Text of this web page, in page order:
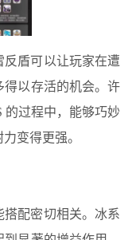
反盾可以让玩家在遭
得以存活的机会。许
的过程中，能够巧妙
变得更强。
配密切相关。冰系